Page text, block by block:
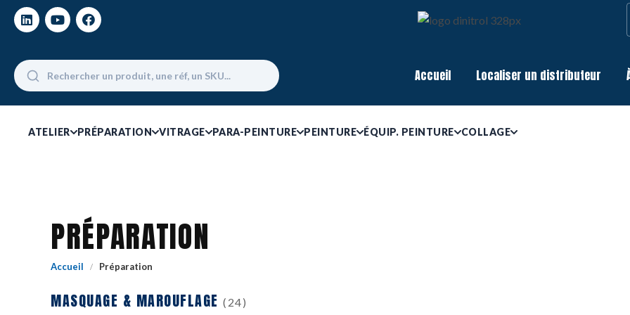
Accueil Localiser un distributeur
ATELIER PRÉPARATION VITRAGE PARA-PEINTURE PEINTURE ÉQUIP. PEINTURE COLLAGE
PRÉPARATION
Accueil / Préparation
MASQUAGE & MAROUFLAGE (24)